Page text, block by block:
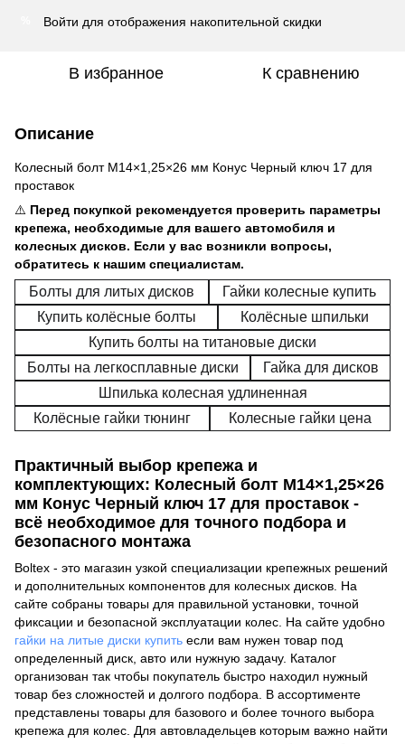
Войти для отображения накопительной скидки
В избранное К сравнению
Описание
Колесный болт M14×1,25×26 мм Конус Черный ключ 17 для
проставок
⚠️ Перед покупкой рекомендуется проверить параметры
крепежа, необходимые для вашего автомобиля и
колесных дисков. Если у вас возникли вопросы,
обратитесь к нашим специалистам.
Болты для литых дисков
Гайки колесные купить
Купить колёсные болты
Колёсные шпильки
Купить болты на титановые диски
Болты на легкосплавные диски
Гайка для дисков
Шпилька колесная удлиненная
Колёсные гайки тюнинг
Колесные гайки цена
Практичный выбор крепежа и
комплектующих: Колесный болт M14×1,25×26
мм Конус Черный ключ 17 для проставок -
всё необходимое для точного подбора и
безопасного монтажа
Boltex - это магазин узкой специализации крепежных решений
и дополнительных компонентов для колесных дисков. На
сайте собраны товары для правильной установки, точной
фиксации и безопасной эксплуатации колес. На сайте удобно
гайки на литые диски купить если вам нужен товар под
определенный диск, авто или нужную задачу. Каталог
организован так чтобы покупатель быстро находил нужный
товар без сложностей и долгого подбора. В ассортименте
представлены товары для базового и более точного выбора
крепежа для колес. Для автовладельцев которым важно найти